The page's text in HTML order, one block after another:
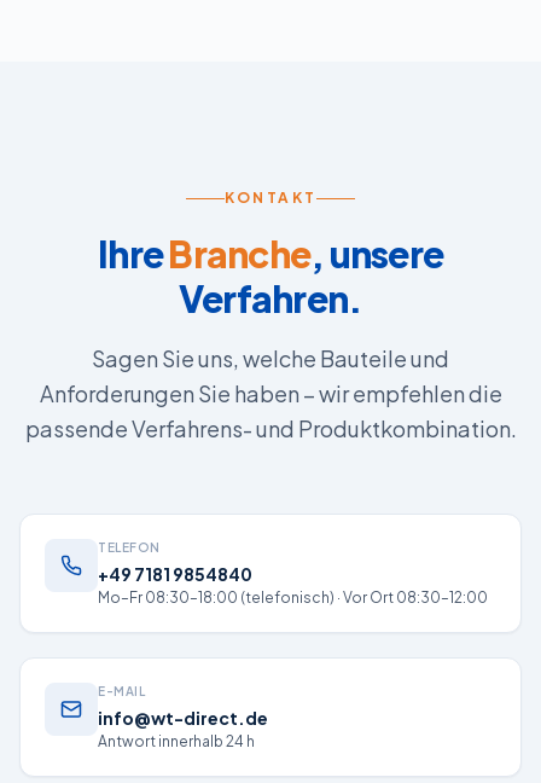
KONTAKT
IhreBranche, unsere
Verfahren.
Sagen Sie uns, welche Bauteile und
Anforderungen Sie haben – wir empfehlen die
passende Verfahrens- und Produktkombination.
TELEFON
+49 7181 9854840
Mo–Fr 08:30–18:00 (telefonisch) · Vor Ort 08:30–12:00
E-MAIL
info@wt-direct.de
Antwort innerhalb 24 h